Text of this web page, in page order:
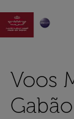

Voos
Gabão